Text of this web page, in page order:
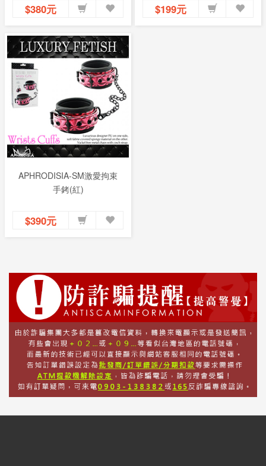
$380元 $199元
APHRODISIA-SM激愛拘束
手銬(紅)
$390元